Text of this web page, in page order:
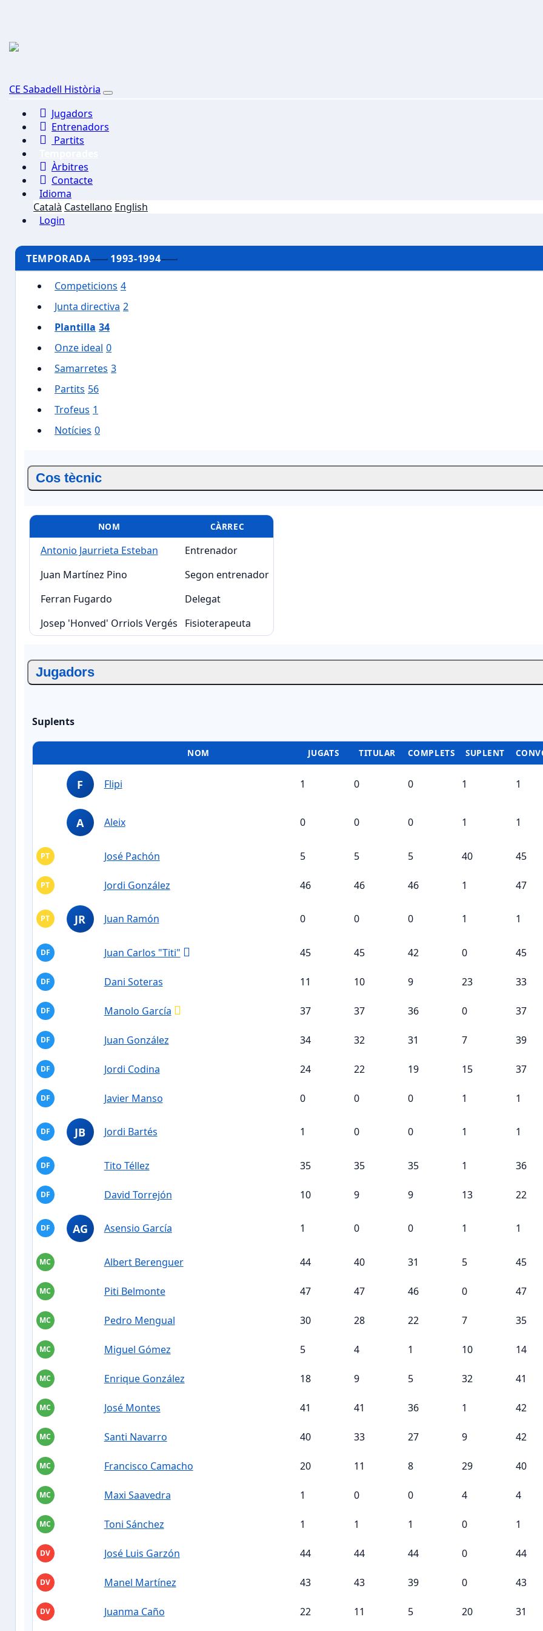
CE Sabadell Història
Jugadors
Entrenadors
Partits
Àrbitres
Contacte
Idioma
Català Castellano English
Login
TEMPORADA 1993-1994
Competicions 4
Junta directiva 2
Plantilla 34
Onze ideal 0
Samarretes 3
Partits 56
Trofeus 1
Notícies 0
Cos tècnic
NOM CÀRREC
Antonio Jaurrieta Esteban
Entrenador
Juan Martínez Pino
Segon entrenador
Ferran Fugardo
Delegat
Josep 'Honved' Orriols Vergés
Fisioterapeuta
Jugadors
Suplents
NOM JUGATS TITULAR COMPLETS SUPLENT
F Flipi 1 0 0 1 1
A Aleix 0 0 0 1 1
PT José Pachón 5 5 5 40 45
PT Jordi González 46 46 46 1 47
PT JR Juan Ramón 0 0 0 1 1
DF Juan Carlos "Titi" 45 45 42 0 45
DF Dani Soteras 11 10 9 23 33
DF Manolo García 37 37 36 0 37
DF Juan González 34 32 31 7 39
DF Jordi Codina 24 22 19 15 37
DF Javier Manso 0 0 0 1 1
DF JB Jordi Bartés 1 0 0 1 1
DF Tito Téllez 35 35 35 1 36
DF David Torrejón 10 9 9 13 22
DF AG Asensio García 1 0 0 1 1
MC Albert Berenguer 44 40 31 5 45
MC Piti Belmonte 47 47 46 0 47
MC Pedro Mengual 30 28 22 7 35
MC Miguel Gómez 5 4 1 10 14
MC Enrique González 18 9 5 32 41
MC José Montes 41 41 36 1 42
MC Santi Navarro 40 33 27 9 42
MC Francisco Camacho 20 11 8 29 40
MC Maxi Saavedra 1 0 0 4 4
MC Toni Sánchez 1 1 1 0 1
DV José Luis Garzón 44 44 44 0 44
DV Manel Martínez 43 43 39 0 43
DV Juanma Caño 22 11 5 20 31